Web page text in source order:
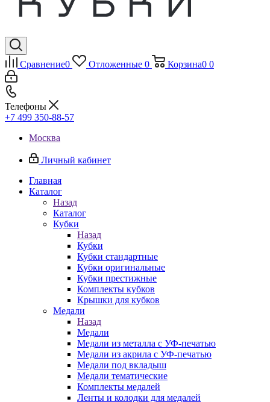
Сравнение0 Отложенные 0 Корзина0 0
Телефоны
+7 499 350-88-57
Москва
Личный кабинет
Главная
Каталог
Назад
Каталог
Кубки
Назад
Кубки
Кубки стандартные
Кубки оригинальные
Кубки престижные
Комплекты кубков
Крышки для кубков
Медали
Назад
Медали
Медали из металла с УФ-печатью
Медали из акрила с УФ-печатью
Медали под вкладыш
Медали тематические
Комплекты медалей
Ленты и колодки для медалей